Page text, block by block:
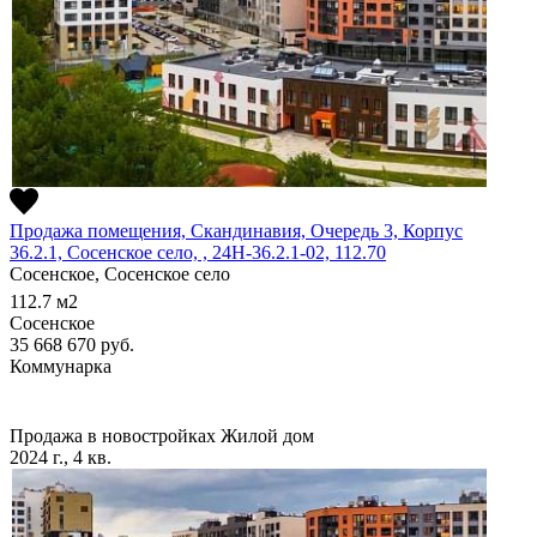
Продажа помещения, Скандинавия, Очередь 3, Корпус
36.2.1, Сосенское село, , 24Н-36.2.1-02, 112.70
Сосенское, Сосенское село
112.7 м2
Сосенское
35 668 670 руб.
Коммунарка
Продажа в новостройках Жилой дом
2024 г., 4 кв.